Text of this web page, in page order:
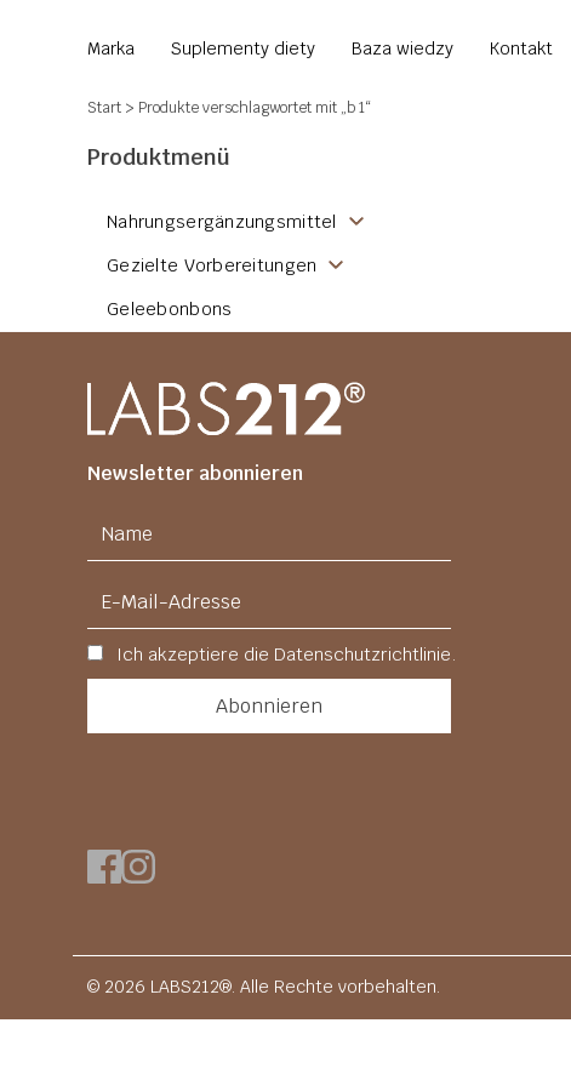
Marka Suplementy diety Baza wiedzy Kontakt
Start > Produkte verschlagwortet mit „b 1“
Produktmenü
Nahrungsergänzungsmittel
Gezielte Vorbereitungen
Geleebonbons
Newsletter abonnieren
Ich akzeptiere die Datenschutzrichtlinie.
© 2026 LABS212®. Alle Rechte vorbehalten.